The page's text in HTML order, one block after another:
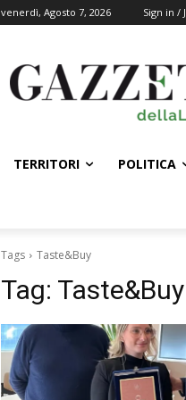
venerdì, Agosto 7, 2026 Sign in /
TERRITORI POLITICA
Tags Taste&Buy
Tag: Taste&Buy